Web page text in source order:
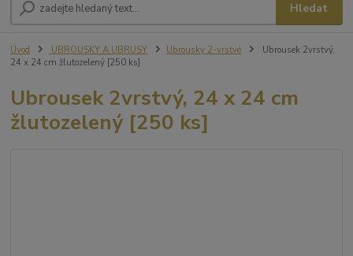
Hledat
Úvod UBROUSKY A UBRUSY Ubrousky 2-vrstvé
Ubrousek 2vrstvý,
24 x 24 cm žlutozelený [250 ks]
Ubrousek 2vrstvý, 24 x 24 cm
žlutozelený [250 ks]